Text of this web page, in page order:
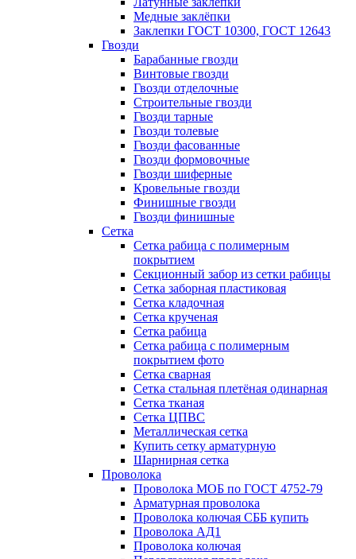
Медные заклёпки
Заклепки ГОСТ 10300, ГОСТ 12643
Гвозди
Барабанные гвозди
Винтовые гвозди
Гвозди отделочные
Строительные гвозди
Гвозди тарные
Гвозди толевые
Гвозди фасованные
Гвозди формовочные
Гвозди шиферные
Кровельные гвозди
Финишные гвозди
Гвозди финишные
Сетка
Сетка рабица с полимерным
покрытием
Секционный забор из сетки рабицы
Сетка заборная пластиковая
Сетка кладочная
Сетка крученая
Сетка рабица
Сетка рабица с полимерным
покрытием фото
Сетка сварная
Сетка стальная плетёная одинарная
Сетка тканая
Сетка ЦПВС
Металлическая сетка
Купить сетку арматурную
Шарнирная сетка
Проволока
Проволока МОБ по ГОСТ 4752-79
Арматурная проволока
Проволока колючая СББ купить
Проволока АД1
Проволока колючая